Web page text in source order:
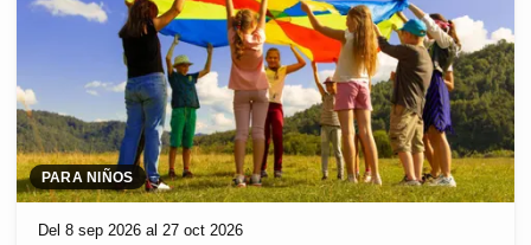
PARA NIÑOS
Del 8 sep 2026 al 27 oct 2026